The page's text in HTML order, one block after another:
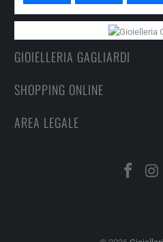
GIOIELLERIA GAGLIARDI
SHOPPING ONLINE
AREA LEGALE